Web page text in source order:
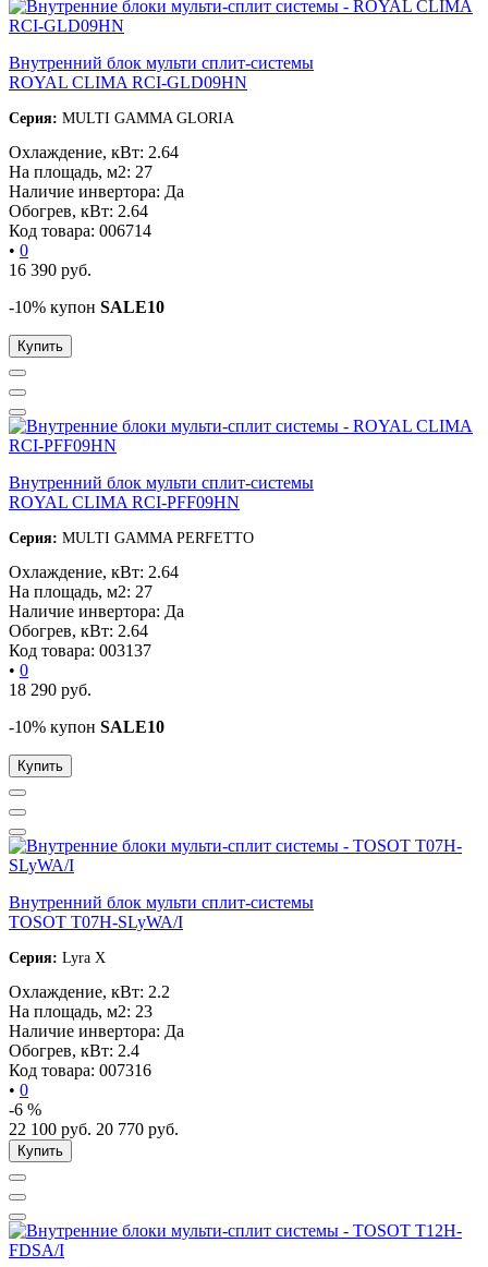
Внутренний блок мульти сплит-системы
ROYAL CLIMA RCI-GLD09HN
Серия: MULTI GAMMA GLORIA
Охлаждение, кВт: 2.64
На площадь, м2: 27
Наличие инвертора: Да
Обогрев, кВт: 2.64
Код товара: 006714
• 0
16 390 руб.
-10% купон SALE10
Купить
Внутренний блок мульти сплит-системы
ROYAL CLIMA RCI-PFF09HN
Серия: MULTI GAMMA PERFETTO
Охлаждение, кВт: 2.64
На площадь, м2: 27
Наличие инвертора: Да
Обогрев, кВт: 2.64
Код товара: 003137
• 0
18 290 руб.
-10% купон SALE10
Купить
Внутренний блок мульти сплит-системы
TOSOT T07H-SLyWA/I
Серия: Lyra X
Охлаждение, кВт: 2.2
На площадь, м2: 23
Наличие инвертора: Да
Обогрев, кВт: 2.4
Код товара: 007316
• 0
-6 %
22 100 руб. 20 770 руб.
Купить